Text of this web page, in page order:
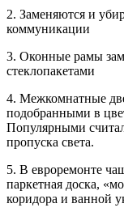
2. Заменяются и
коммуникации
3. Оконные рамы
стеклопакетами
4. Межкомнатные
подобранными в
Популярными
пропуска света.
5. В евроремонте
паркетная доска,
коридора и ванной